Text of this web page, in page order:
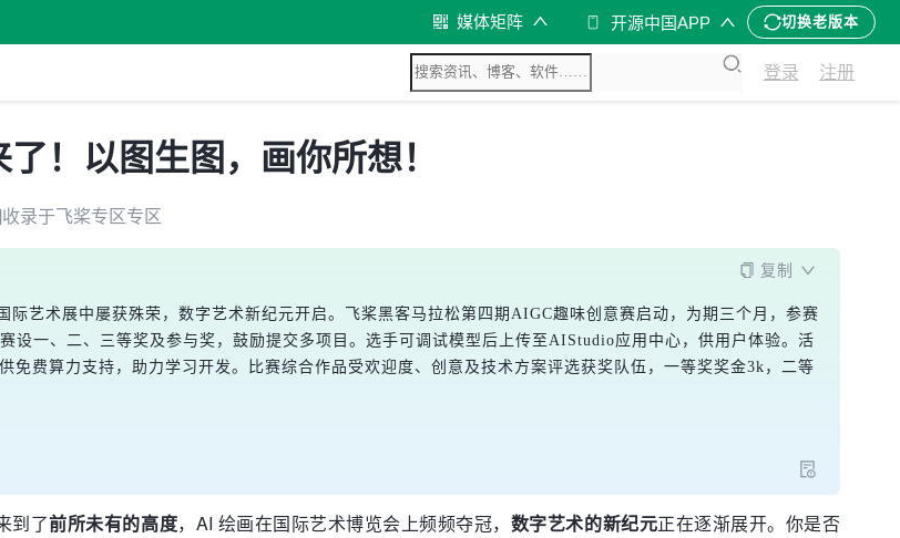
媒体矩阵 开源中国APP 切换老版本
登录 注册
！以图生图，画你所想！
收录于飞桨专区 专区
复制
艺术展中屡获殊荣，数字艺术新纪元开启。飞桨黑客马拉松第四期AIGC趣味创意赛启动，为期三个月，参赛
设一、二、三等奖及参与奖，鼓励提交多项目。选手可调试模型后上传至AIStudio应用中心，供用户体验。活
费算力支持，助力学习开发。比赛综合作品受欢迎度、创意及技术方案评选获奖队伍，一等奖奖金3k，二等
到了前所未有的高度，AI 绘画在国际艺术博览会上频频夺冠， 数字艺术的新纪元正在逐渐展开。你是否